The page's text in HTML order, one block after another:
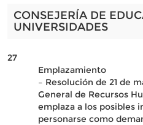
CONSEJERÍA DE
UNIVERSIDADES
27
Emplazamiento
– Resolución de 21 de
General de Recursos
emplaza a los posibles
personarse como